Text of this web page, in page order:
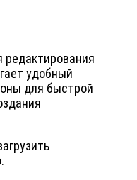
редактирования
удобный
для быстрой